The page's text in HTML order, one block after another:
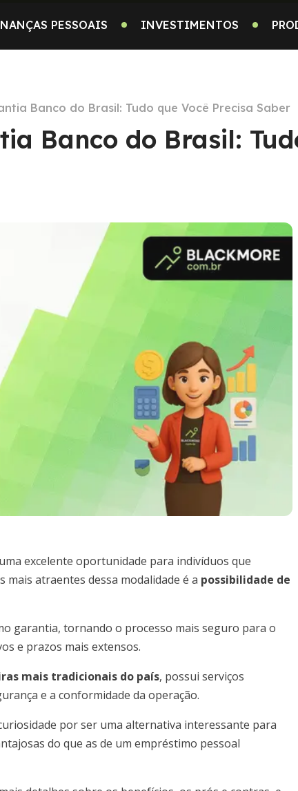
PESSOAIS INVESTIMENTOS
Banco do Brasil: Tudo que Você Precisa Saber
Banco do Brasil:
excelente oportunidade para indivíduos que
mais atraentes dessa modalidade é a possibilidade de
garantia, tornando o processo mais seguro para o
e prazos mais extensos.
mais tradicionais do país, possui serviços
e a conformidade da operação.
por ser uma alternativa interessante para
do que as de um empréstimo pessoal